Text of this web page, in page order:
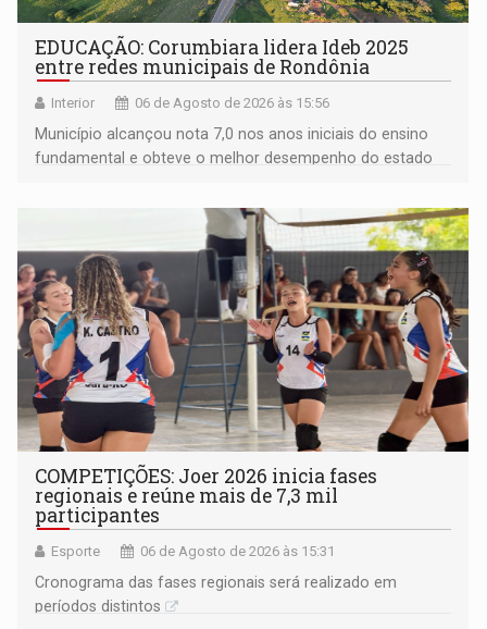
EDUCAÇÃO: Corumbiara lidera Ideb 2025
entre redes municipais de Rondônia
Interior 06 de Agosto de 2026 às 15:56
Município alcançou nota 7,0 nos anos iniciais do ensino
fundamental e obteve o melhor desempenho do estado
COMPETIÇÕES: Joer 2026 inicia fases
regionais e reúne mais de 7,3 mil
participantes
Esporte 06 de Agosto de 2026 às 15:31
Cronograma das fases regionais será realizado em
períodos distintos